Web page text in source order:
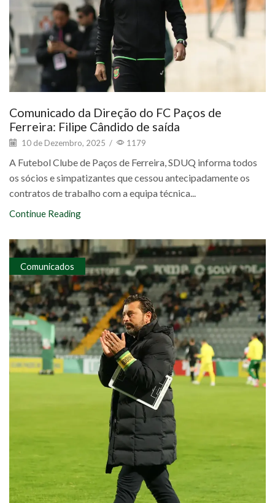
Comunicado da Direção do FC Paços de
Ferreira: Filipe Cândido de saída
10 de Dezembro, 2025 / 1179
A Futebol Clube de Paços de Ferreira, SDUQ informa todos
os sócios e simpatizantes que cessou antecipadamente os
contratos de trabalho com a equipa técnica...
Continue Reading
Comunicados